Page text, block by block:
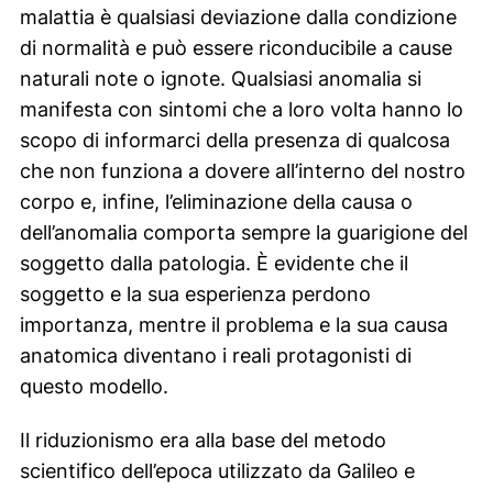
malattia è qualsiasi deviazione dalla condizione
di normalità e può essere riconducibile a cause
naturali note o ignote. Qualsiasi anomalia si
manifesta con sintomi che a loro volta hanno lo
scopo di informarci della presenza di qualcosa
che non funziona a dovere all’interno del nostro
corpo e, infine, l’eliminazione della causa o
dell’anomalia comporta sempre la guarigione del
soggetto dalla patologia. È evidente che il
soggetto e la sua esperienza perdono
importanza, mentre il problema e la sua causa
anatomica diventano i reali protagonisti di
questo modello.
Il riduzionismo era alla base del metodo
scientifico dell’epoca utilizzato da Galileo e